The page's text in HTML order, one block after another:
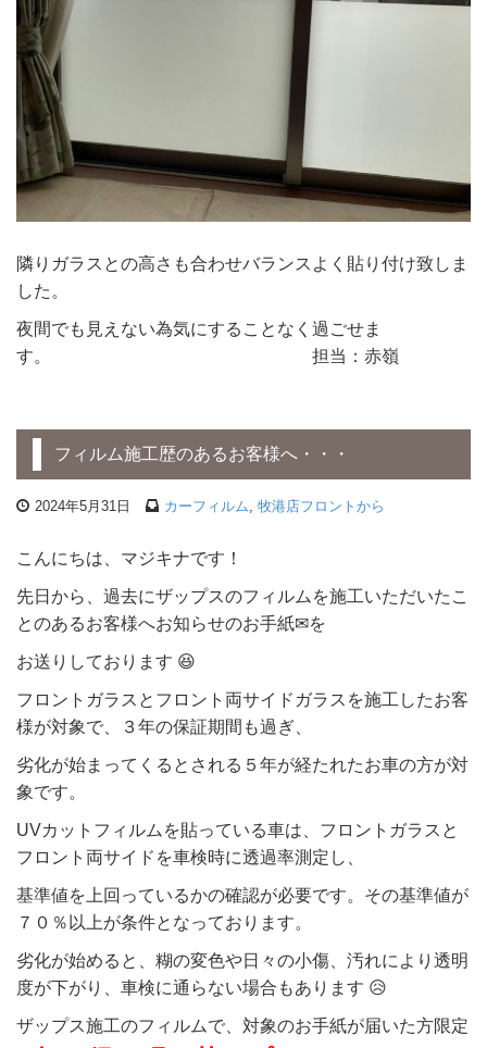
隣りガラスとの高さも合わせバランスよく貼り付け致しま
した。
夜間でも見えない為気にすることなく過ごせま
す。 担当：赤嶺
フィルム施工歴のあるお客様へ・・・
2024年5月31日 カーフィルム 牧港店フロントから
こんにちは、マジキナです！
先日から、過去にザップスのフィルムを施工いただいたこ
とのあるお客様へお知らせのお手紙✉を
お送りしております 😆
フロントガラスとフロント両サイドガラスを施工したお客
様が対象で、３年の保証期間も過ぎ、
劣化が始まってくるとされる５年が経たれたお車の方が対
象です。
UVカットフィルムを貼っている車は、フロントガラスと
フロント両サイドを車検時に透過率測定し、
基準値を上回っているかの確認が必要です。その基準値が
７０％以上が条件となっております。
劣化が始めると、糊の変色や日々の小傷、汚れにより透明
度が下がり、車検に通らない場合もあります 😥
ザップス施工のフィルムで、対象のお手紙が届いた方限定